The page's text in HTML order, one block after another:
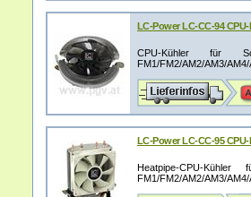
LC-Power LC-CC-94
CPU-Kühler für
FM1/FM2/AM2/AM3/
LC-Power LC-CC-95
Heatpipe-CPU-
FM1/FM2/AM2/AM3/